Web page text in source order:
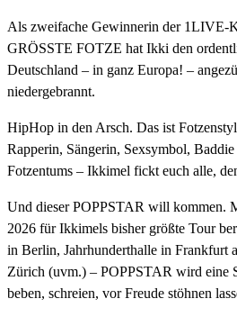
Als zweifache Gewinnerin der 1LIVE-
GRÖSSTE FOTZE hat Ikki den
Deutschland – in ganz Europa! –
niedergebrannt.
HipHop in den Arsch. Das ist
Rapperin, Sängerin, Sexsymbol,
Fotzentums – Ikkimel fickt euch alle,
Und dieser POPPSTAR will kommen.
2026 für Ikkimels bisher größte Tour
in Berlin, Jahrhunderthalle in Frankfurt
Zürich (uvm.) – POPPSTAR wird eine
beben, schreien, vor Freude stöhnen